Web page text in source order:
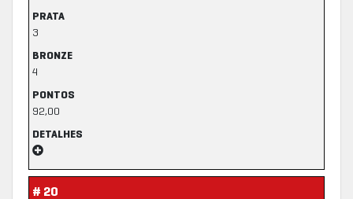
PRATA
3
BRONZE
4
PONTOS
92,00
DETALHES
# 20